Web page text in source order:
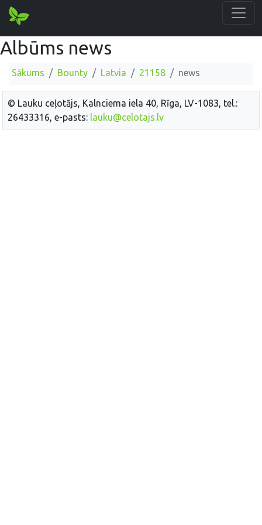
Albūms news
Sākums Bounty Latvia 21158 news
© Lauku ceļotājs, Kalnciema iela 40, Rīga, LV-1083, tel.:
26433316, e-pasts: lauku@celotajs.lv